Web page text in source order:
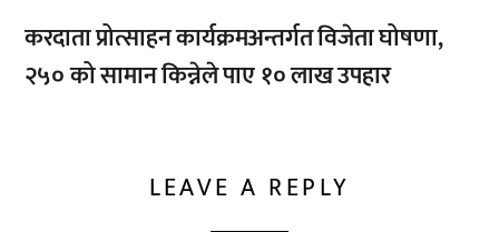
करदाता प्रोत्साहन कार्यक्रमअन्तर्गत विजेता घोषणा,
२५० को सामान किन्नेले पाए १० लाख उपहार
LEAVE A REPLY